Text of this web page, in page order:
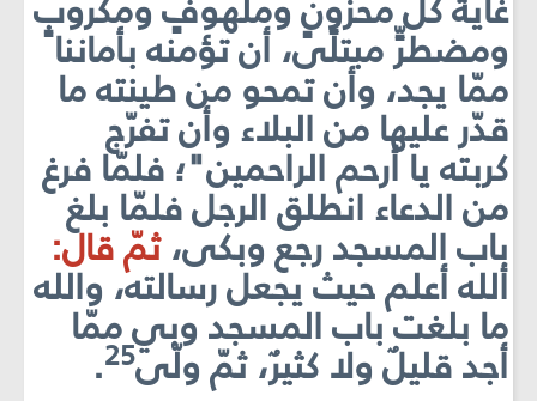
ومضطرٍّ مبتلًى، أن تؤمنه بأماننا
ممّا يجد، وأن تمحو من طينته ما
قدّر عليها من البلاء وأن تفرّج
كربته يا أرحم الراحمين"؛ فلمّا فرغ
من الدعاء انطلق الرجل فلمّا بلغ
باب المسجد رجع وبكى،ثمّ قال:
ألله أعلم حيث يجعل رسالته، والله
ما بلغت باب المسجد وبي ممّا
أجد قليلٌ ولا كثيرٌ، ثمّ ولّى25
.